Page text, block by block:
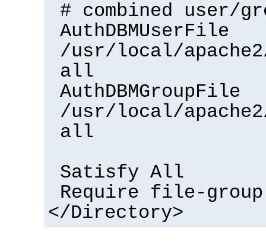
# combined user/
AuthDBMUserFile
/usr/local/
all
AuthDBMGroupFile
/usr/local/
all
Satisfy All
Require file-group
</Directory>